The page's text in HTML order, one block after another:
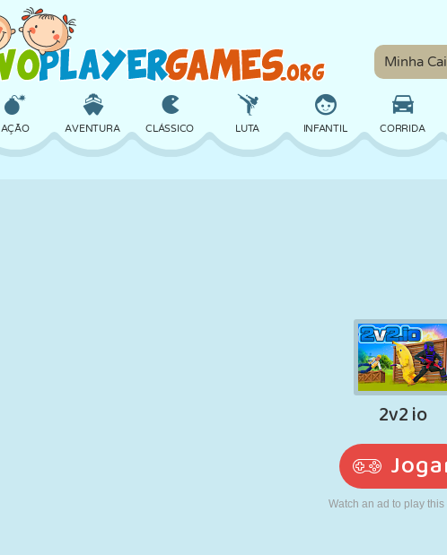
Minha
AÇÃO AVENTURA CLÁSSICO LUTA INFANTIL CORRIDA
MONSTRO
CORRER
VELHA